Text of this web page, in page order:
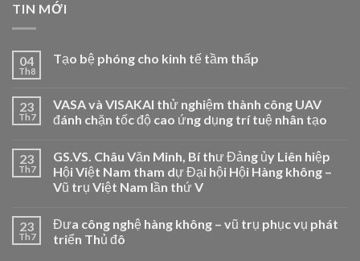
TIN MỚI
04
Th8
Tạo bệ phóng cho kinh tế tầm thấp
23
Th7
VASA và VISAKAI thử nghiệm thành công UAV
đánh chặn tốc độ cao ứng dụng trí tuệ nhân tạo
23
Th7
GS.VS. Châu Văn Minh, Bí thư Đảng ủy Liên hiệp
Hội Việt Nam tham dự Đại hội Hội Hàng không –
Vũ trụ Việt Nam lần thứ V
23
Th7
Đưa công nghệ hàng không – vũ trụ phục vụ phát
triển Thủ đô